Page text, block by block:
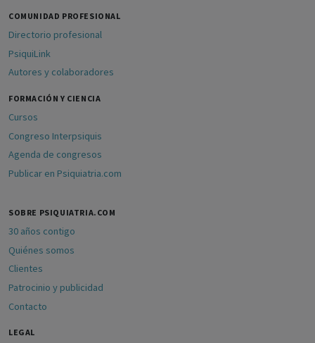
COMUNIDAD PROFESIONAL
Directorio profesional
PsiquiLink
Autores y colaboradores
FORMACIÓN Y CIENCIA
Cursos
Congreso Interpsiquis
Agenda de congresos
Publicar en Psiquiatria.com
SOBRE PSIQUIATRIA.COM
30 años contigo
Quiénes somos
Clientes
Patrocinio y publicidad
Contacto
LEGAL